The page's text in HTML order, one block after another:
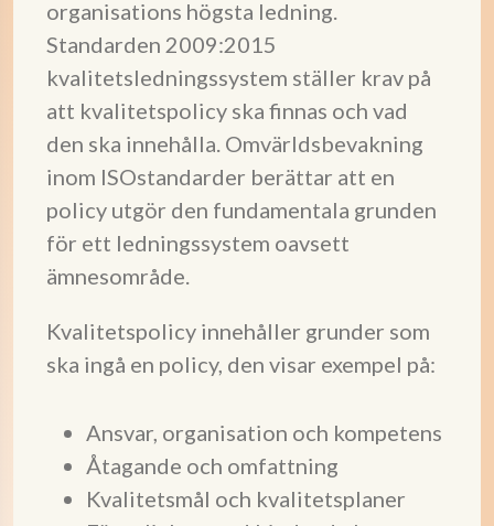
organisations högsta ledning.
Standarden 2009:2015
kvalitetsledningssystem ställer krav på
att kvalitetspolicy ska finnas och vad
den ska innehålla. Omvärldsbevakning
inom ISOstandarder berättar att en
policy utgör den fundamentala grunden
för ett ledningssystem oavsett
ämnesområde.
Kvalitetspolicy innehåller grunder som
ska ingå en policy, den visar exempel på:
Ansvar, organisation och kompetens
Åtagande och omfattning
Kvalitetsmål och kvalitetsplaner